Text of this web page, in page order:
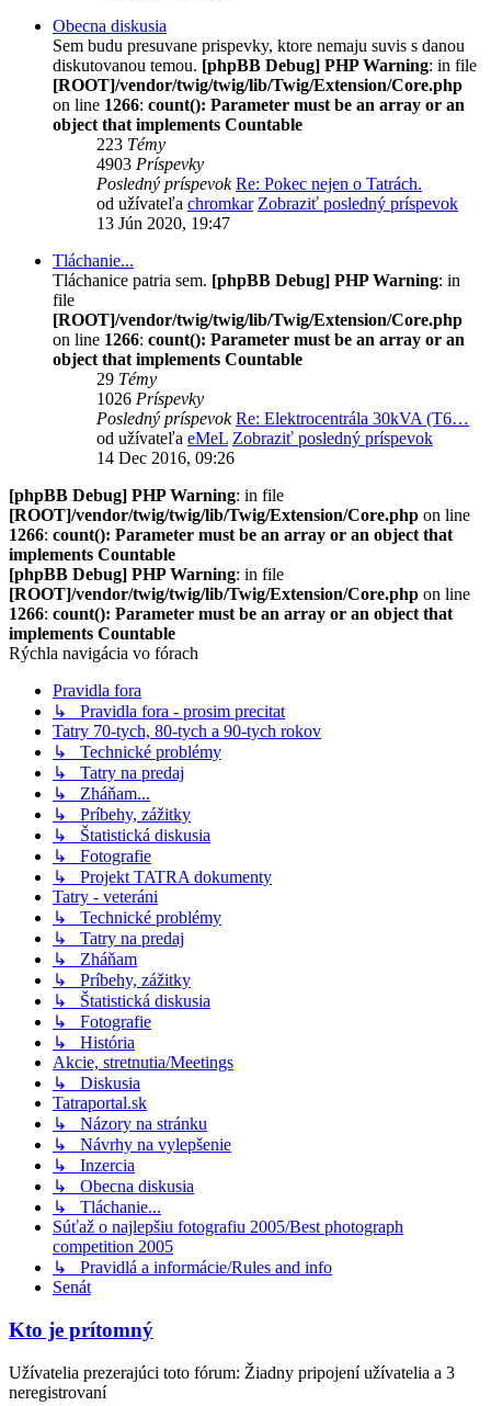
Obecna diskusia
Sem budu presuvane prispevky, ktore nemaju suvis s danou
diskutovanou temou. [phpBB Debug] PHP Warning: in file
[ROOT]/vendor/twig/twig/lib/Twig/Extension/Core.php
on line 1266: count(): Parameter must be an array or an
object that implements Countable
223 Témy
4903 Príspevky
Posledný príspevok Re: Pokec nejen o Tatrách.
od užívateľa chromkar Zobraziť posledný príspevok
13 Jún 2020, 19:47
Tláchanie...
Tláchanice patria sem. [phpBB Debug] PHP Warning: in
file
[ROOT]/vendor/twig/twig/lib/Twig/Extension/Core.php
on line 1266: count(): Parameter must be an array or an
object that implements Countable
29 Témy
1026 Príspevky
Posledný príspevok Re: Elektrocentrála 30kVA (T6…
od užívateľa eMeL Zobraziť posledný príspevok
14 Dec 2016, 09:26
[phpBB Debug] PHP Warning: in file
[ROOT]/vendor/twig/twig/lib/Twig/Extension/Core.php on line
1266: count(): Parameter must be an array or an object that
implements Countable
[phpBB Debug] PHP Warning: in file
[ROOT]/vendor/twig/twig/lib/Twig/Extension/Core.php on line
1266: count(): Parameter must be an array or an object that
implements Countable
Rýchla navigácia vo fórach
Pravidla fora
↳ Pravidla fora - prosim precitat
Tatry 70-tych, 80-tych a 90-tych rokov
↳ Technické problémy
↳ Tatry na predaj
↳ Zháňam...
↳ Príbehy, zážitky
↳ Štatistická diskusia
↳ Fotografie
↳ Projekt TATRA dokumenty
Tatry - veteráni
↳ Technické problémy
↳ Tatry na predaj
↳ Zháňam
↳ Príbehy, zážitky
↳ Štatistická diskusia
↳ Fotografie
↳ História
Akcie, stretnutia/Meetings
↳ Diskusia
Tatraportal.sk
↳ Názory na stránku
↳ Návrhy na vylepšenie
↳ Inzercia
↳ Obecna diskusia
↳ Tláchanie...
Súťaž o najlepšiu fotografiu 2005/Best photograph
competition 2005
↳ Pravidlá a informácie/Rules and info
Senát
Kto je prítomný
Užívatelia prezerajúci toto fórum: Žiadny pripojení užívatelia a 3
neregistrovaní